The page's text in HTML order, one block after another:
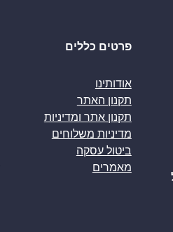
פרטים כללים
אודותינו
תקנון האתר
תקנון אתר ומדיניות
מדיניות משלוחים
ביטול עסקה
מאמרים